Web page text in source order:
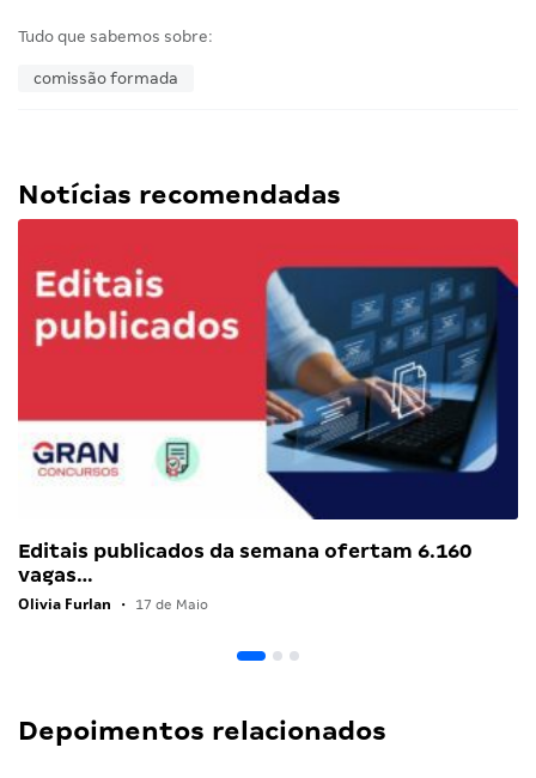
Tudo que sabemos sobre:
comissão formada
Notícias recomendadas
Editais publicados da semana ofertam 6.160
vagas…
Olivia Furlan • 17 de Maio
Depoimentos relacionados